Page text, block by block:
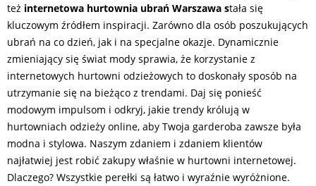
też internetowa hurtownia ubrań Warszawa stała się
kluczowym źródłem inspiracji. Zarówno dla osób poszukujących
ubrań na co dzień, jak i na specjalne okazje. Dynamicznie
zmieniający się świat mody sprawia, że korzystanie z
internetowych hurtowni odzieżowych to doskonały sposób na
utrzymanie się na bieżąco z trendami. Daj się ponieść
modowym impulsom i odkryj, jakie trendy królują w
hurtowniach odzieży online, aby Twoja garderoba zawsze była
modna i stylowa. Naszym zdaniem i zdaniem klientów
najłatwiej jest robić zakupy właśnie w hurtowni internetowej.
Dlaczego? Wszystkie perełki są łatwo i wyraźnie wyróżnione.